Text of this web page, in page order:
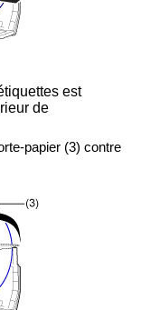
est
de
papier (3) contre